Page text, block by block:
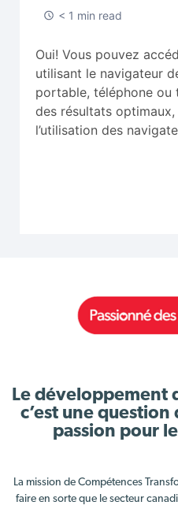
< 1 min read
Oui! Vous pouvez
utilisant le navigateur
portable, téléphone
des résultats
l’utilisation des
Le développement
c’est une
passion pour
La mission de Compétences
faire en sorte que le secteur